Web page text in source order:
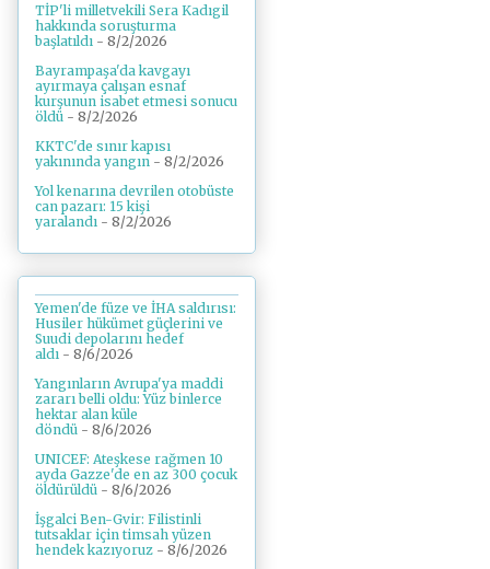
TİP'li milletvekili Sera Kadıgil
hakkında soruşturma
başlatıldı - 8/2/2026
Bayrampaşa'da kavgayı
ayırmaya çalışan esnaf
kurşunun isabet etmesi sonucu
öldü - 8/2/2026
KKTC'de sınır kapısı
yakınında yangın - 8/2/2026
Yol kenarına devrilen otobüste
can pazarı: 15 kişi
yaralandı - 8/2/2026
Yemen'de füze ve İHA saldırısı:
Husiler hükümet güçlerini ve
Suudi depolarını hedef
aldı - 8/6/2026
Yangınların Avrupa'ya maddi
zararı belli oldu: Yüz binlerce
hektar alan küle
döndü - 8/6/2026
UNICEF: Ateşkese rağmen 10
ayda Gazze'de en az 300 çocuk
öldürüldü - 8/6/2026
İşgalci Ben-Gvir: Filistinli
tutsaklar için timsah yüzen
hendek kazıyoruz - 8/6/2026